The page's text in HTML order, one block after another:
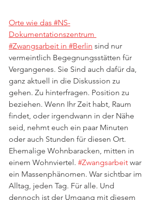
Orte wie das #NS-
Dokumentationszentrum
#Zwangsarbeit in #Berlin sind nur
vermeintlich Begegnungsstätten für
Vergangenes. Sie Sind auch dafür da,
ganz aktuell in die Diskussion zu
gehen. Zu hinterfragen. Position zu
beziehen. Wenn Ihr Zeit habt, Raum
findet, oder irgendwann in der Nähe
seid, nehmt euch ein paar Minuten
oder auch Stunden für diesen Ort.
Ehemalige Wohnbaracken, mitten in
einem Wohnviertel. #Zwangsarbeit war
ein Massenphänomen. War sichtbar im
Alltag, jeden Tag. Für alle. Und
dennoch ist der Umgang mit diesem